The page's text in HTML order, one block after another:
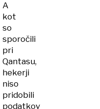
A
kot
so
sporočili
pri
Qantasu,
hekerji
niso
pridobili
podatkov